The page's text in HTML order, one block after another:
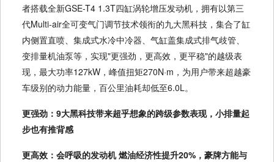
者搭载全新GSE-T4 1.3T四缸涡轮增压发动机，拥有以第三
代Multi-air全可变气门调节技术领衔的九大黑科技，集合了缸
内侧置直喷、集成式水冷中冷器、气缸盖集成式排气歧管、
变排量机油泵等，实现"更强劲，更高效，更平稳"的越级表
现，最大功率127kW，峰值扭矩270N·m，为用户带来超越豪
车级别的动力能量，百公里油耗却低至6.0L。
更强劲：9大黑科技带来超乎想象的跨级参数表现，小排量起
步也有推背感
更高效：会呼吸的发动机 燃油经济性提升20%，豪牌方能与